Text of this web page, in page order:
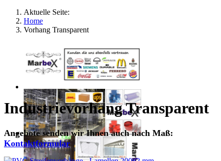
Aktuelle Seite:
Home
Vorhang Transparent
Industrievorhang Transparent
Angebote senden wir Ihnen auch nach Maß:
Kontaktformular